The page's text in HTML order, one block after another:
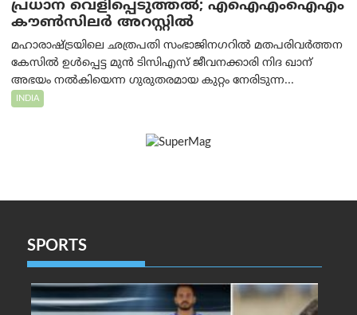
പ്രധാന വെളിപ്പെടുത്തൽ; എഐഎംഐഎം
കൗൺസിലർ അറസ്റ്റിൽ
മഹാരാഷ്ട്രയിലെ ഛത്രപതി സംഭാജിനഗറിൽ മതപരിവർത്തന
കേസിൽ ഉൾപ്പെട്ട മുൻ ടിസിഎസ് ജീവനക്കാരി നിദ ഖാന്
അഭയം നൽകിയെന്ന ഗുരുതരമായ കുറ്റം നേരിടുന്ന...
INDIA
SPORTS